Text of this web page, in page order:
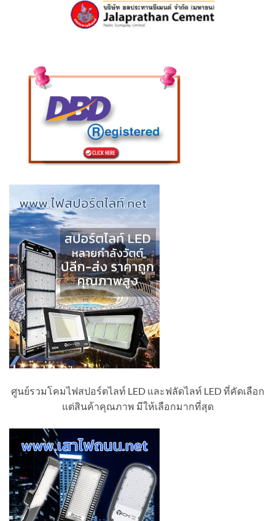
ศูนย์รวมโคมไฟสปอร์ตไลท์ LED และฟลัดไลท์ LED ที่คัดเลือก
แต่สินค้าคุณภาพ มีให้เลือกมากที่สุด